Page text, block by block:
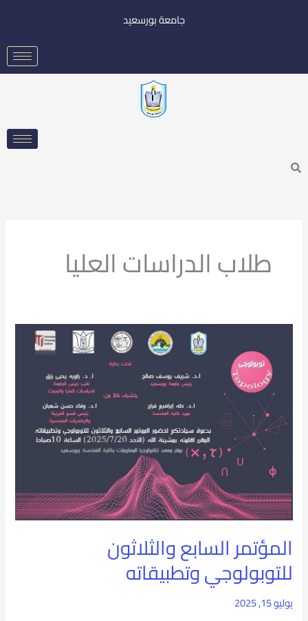
جامعة بورسعيد
Search
طلاب الدراسات العليا
المؤتمر السابع والثلاثون
للتوبولوجي وتطبيقاته
يوليو 15, 2025
السابع
والثلاثون
للتوبولوجي
وتطبيقاته